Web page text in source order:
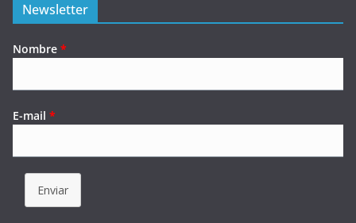
Newsletter
Nombre *
E-mail *
Enviar